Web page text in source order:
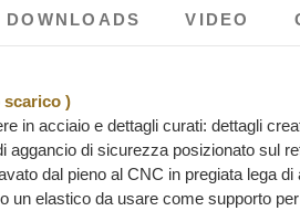
DOWNLOADS VIDEO
scarico )
in acciaio e dettagli curati: dettagli
di sicurezza posizionato sul
dal pieno al CNC in pregiata lega
elastico da usare come supporto